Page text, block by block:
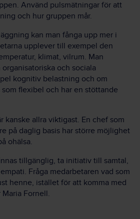
Använd pulsmätningar för att
och hur gruppen mår.
kan man fånga upp mer i
upplever till exempel den
klimat, vilrum. Man
och sociala
kognitiv belastning och om
flexibel och har en stöttande
kanske allra viktigast. En chef som
på daglig basis har större möjlighet
ohälsa.
tillgänglig, ta initiativ till samtal,
Fråga medarbetaren vad som
henne, istället för att komma med
Fornell.